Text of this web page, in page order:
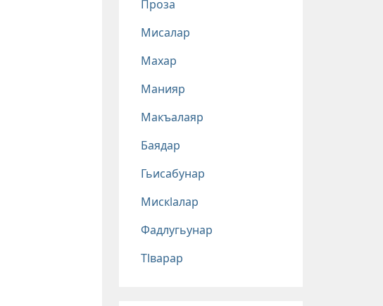
Проза
Мисалар
Махар
Манияр
Макъалаяр
Баядар
Гьисабунар
Мискlалар
Фадлугьунар
Тlварар